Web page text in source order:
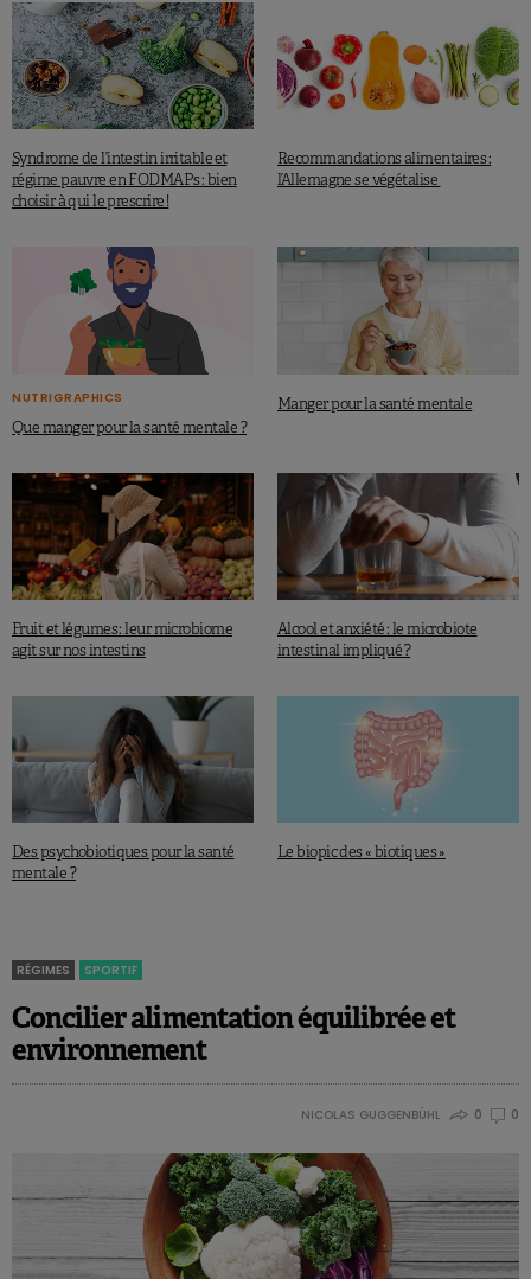
Syndrome de l’intestin irritable et
régime pauvre en FODMAPs : bien
choisir à qui le prescrire !
Recommandations alimentaires :
l’Allemagne se végétalise
NUTRIGRAPHICS
Que manger pour la santé mentale ?
Manger pour la santé mentale
Fruit et légumes : leur microbiome
agit sur nos intestins
Alcool et anxiété : le microbiote
intestinal impliqué ?
Des psychobiotiques pour la santé
mentale ?
Le biopic des « biotiques »
RÉGIMES SPORTIF
Concilier alimentation équilibrée et
environnement
NICOLAS GUGGENBÜHL 0 0